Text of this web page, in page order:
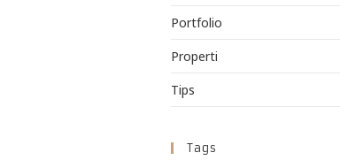
Portfolio
Properti
Tips
Tags